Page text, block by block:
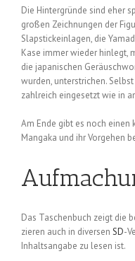
Die Hintergründe sind eher
großen Zeichnungen der
Slapstickeinlagen, die
Kase immer wieder hinlegt,
die japanischen
wurden, unterstrichen.
zahlreich eingesetzt wie in
Am Ende gibt es noch einen
Mangaka und ihr Vorgehen
Das Taschenbuch zeigt die
zieren auch in diversen SD-
Inhaltsangabe zu lesen ist.